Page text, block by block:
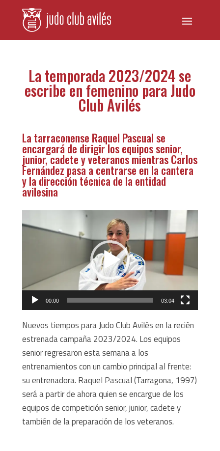
La temporada 2023/2024 se
escribe en femenino para Judo
Club Avilés
La tarraconense Raquel Pascual se
encargará de dirigir los equipos senior,
junior, cadete y veteranos mientras Carlos
Fernández pasa a centrarse en la cantera
y la dirección técnica de la entidad
avilesina
Reproductor
de
vídeo
00:00 03:04
Nuevos tiempos para Judo Club Avilés en la recién
estrenada campaña 2023/2024. Los equipos
senior regresaron esta semana a los
entrenamientos con un cambio principal al frente:
su entrenadora. Raquel Pascual (Tarragona, 1997)
será a partir de ahora quien se encargue de los
equipos de competición senior, junior, cadete y
también de la preparación de los veteranos.